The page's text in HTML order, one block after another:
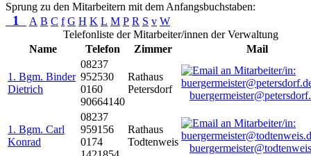
Sprung zu den Mitarbeitern mit dem Anfangsbuchstaben:
1 A B C f G H K L M P R S v W
Telefonliste der Mitarbeiter/innen der Verwaltung
Name
Telefon Zimmer Mail
1. Bgm. Binder
Dietrich
08237
952530
0160
90664140
Rathaus
Petersdorf
1. Bgm. Carl
Konrad
08237
959156
0174
Rathaus
Todtenweis